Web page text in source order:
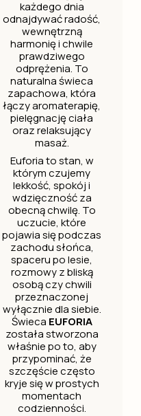
każdego dnia
odnajdywać radość,
wewnętrzną
harmonię i chwile
prawdziwego
odprężenia. To
naturalna świeca
zapachowa, która
łączy aromaterapię,
pielęgnację ciała
oraz relaksujący
masaż.
Euforia to stan, w
którym czujemy
lekkość, spokój i
wdzięczność za
obecną chwilę. To
uczucie, które
pojawia się podczas
zachodu słońca,
spaceru po lesie,
rozmowy z bliską
osobą czy chwili
przeznaczonej
wyłącznie dla siebie.
Świeca EUFORIA
została stworzona
właśnie po to, aby
przypominać, że
szczęście często
kryje się w prostych
momentach
codzienności.